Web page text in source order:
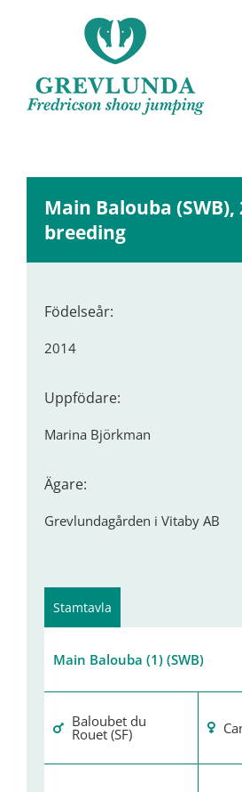
Main Balouba (SWB),
breeding
Födelseår:
2014
Uppfödare:
Marina Björkman
Ägare:
Grevlundagården i Vitaby AB
Stamtavla
Main Balouba (1) (SWB)
Baloubet du
Rouet (SF)